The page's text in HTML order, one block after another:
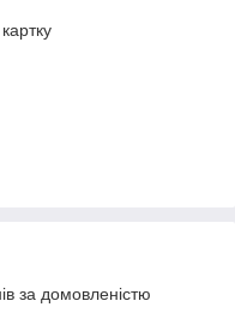
за домовленістю